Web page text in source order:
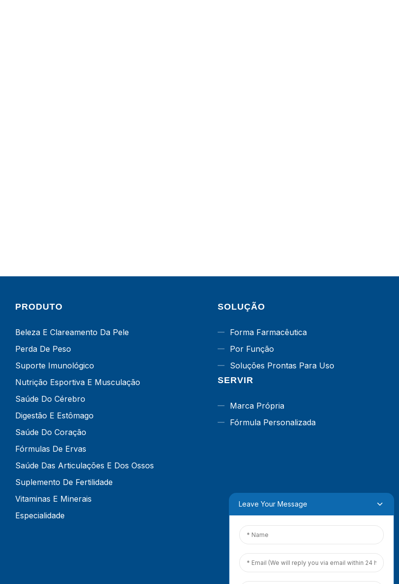
PRODUTO
Beleza E Clareamento Da Pele
Perda De Peso
Suporte Imunológico
Nutrição Esportiva E Musculação
Saúde Do Cérebro
Digestão E Estômago
Saúde Do Coração
Fórmulas De Ervas
Saúde Das Articulações E Dos Ossos
Suplemento De Fertilidade
Vitaminas E Minerais
Especialidade
SOLUÇÃO
Forma Farmacêutica
Por Função
Soluções Prontas Para Uso
SERVIR
Marca Própria
Fórmula Personalizada
Leave Your Message